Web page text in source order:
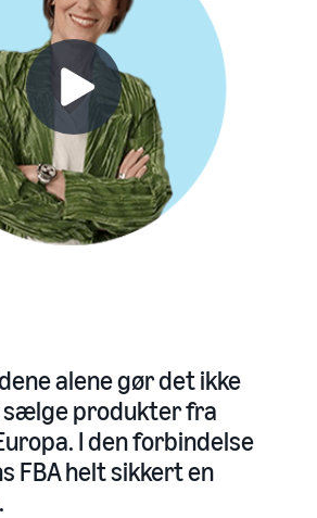
alene gør det ikke
produkter fra
I den forbindelse
FBA helt sikkert en